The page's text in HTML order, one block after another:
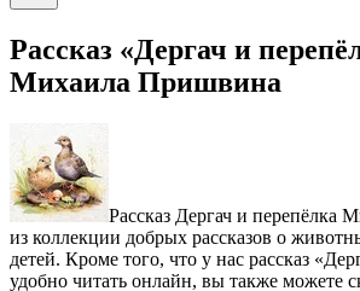
Рассказ «Дергач и
Михаила Пришвина
Рассказ Дергач и перепёлка
из коллекции добрых рассказов о
детей. Кроме того, что у нас рассказ
удобно читать онлайн, вы также можете